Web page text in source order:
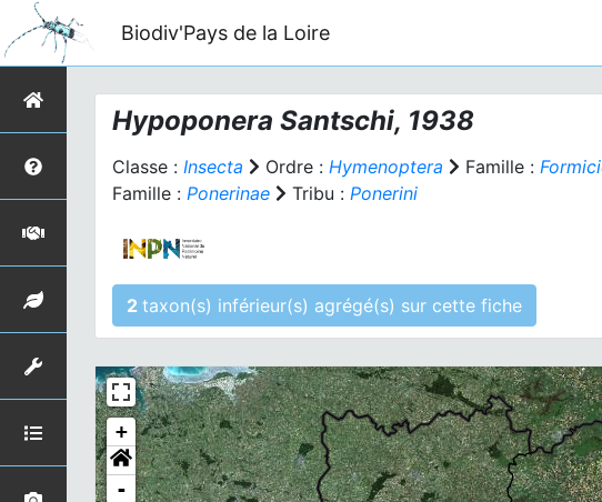
Biodiv'Pays de la Loire
Hypoponera Santschi, 1938
Classe : Insecta Ordre : Hymenoptera Famille :
Famille : Ponerinae Tribu : Ponerini
2 taxon(s) inférieur(s) agrégé(s) sur cette fiche
+
-